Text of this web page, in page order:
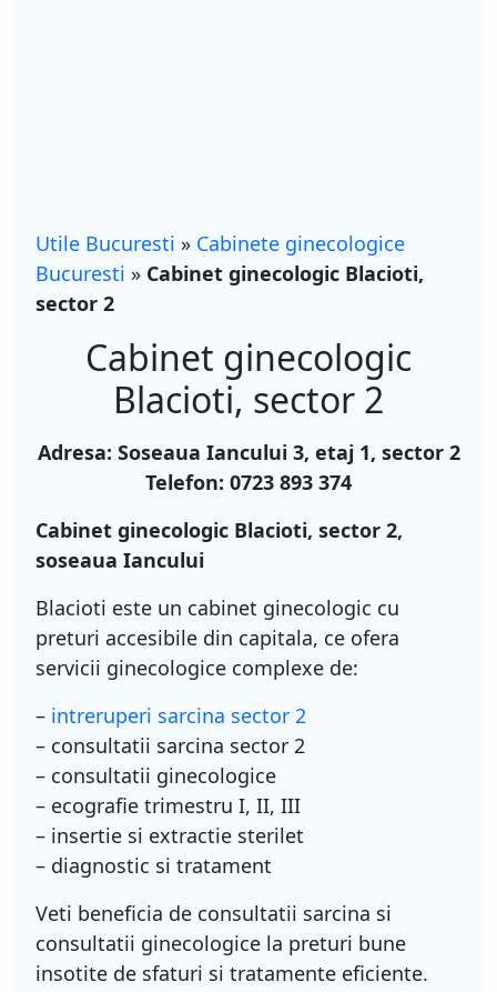
Utile Bucuresti » Cabinete ginecologice
Bucuresti » Cabinet ginecologic Blacioti,
sector 2
Cabinet ginecologic
Blacioti, sector 2
Adresa: Soseaua Iancului 3, etaj 1, sector 2
Telefon: 0723 893 374
Cabinet ginecologic Blacioti, sector 2,
soseaua Iancului
Blacioti este un cabinet ginecologic cu
preturi accesibile din capitala, ce ofera
servicii ginecologice complexe de:
– intreruperi sarcina sector 2
– consultatii sarcina sector 2
– consultatii ginecologice
– ecografie trimestru I, II, III
– insertie si extractie sterilet
– diagnostic si tratament
Veti beneficia de consultatii sarcina si
consultatii ginecologice la preturi bune
insotite de sfaturi si tratamente eficiente.